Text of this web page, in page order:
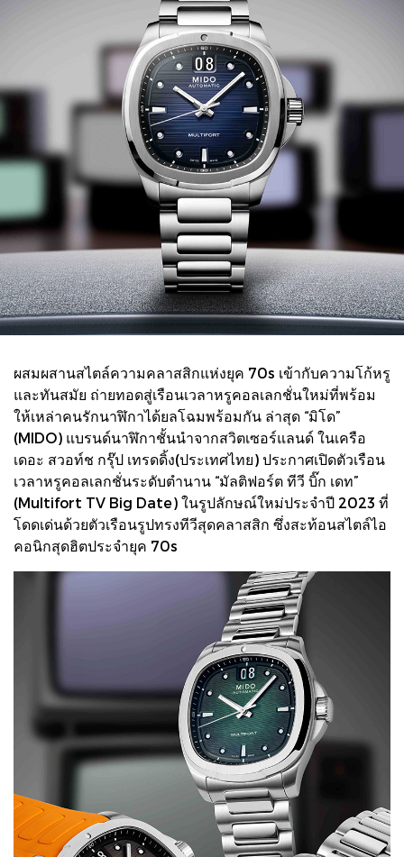
ผสมผสานสไตล์ความคลาสสิกแห่งยุค 70s เข้ากับความโก้หรู
และทันสมัย ถ่ายทอดสู่เรือนเวลาหรูคอลเลกชั่นใหม่ที่พร้อม
ให้เหล่าคนรักนาฬิกาได้ยลโฉมพร้อมกัน ล่าสุด “มิโด”
(MIDO) แบรนด์นาฬิกาชั้นนำจากสวิตเซอร์แลนด์ ในเครือ
เดอะ สวอท์ช กรุ๊ป เทรดดิ้ง(ประเทศไทย) ประกาศเปิดตัวเรือน
เวลาหรูคอลเลกชั่นระดับตำนาน “มัลติฟอร์ต ทีวี บิ๊ก เดท”
(Multifort TV Big Date) ในรูปลักษณ์ใหม่ประจำปี 2023 ที่
โดดเด่นด้วยตัวเรือนรูปทรงทีวีสุดคลาสสิก ซึ่งสะท้อนสไตล์ไอ
คอนิกสุดฮิตประจำยุค 70s